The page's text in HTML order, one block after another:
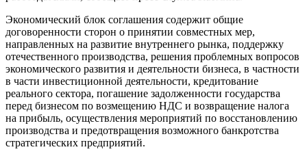
Экономический блок соглашения содержит общие
договоренности сторон о принятии совместных мер,
направленных на развитие внутреннего рынка, поддержку
отечественного производства, решения проблемных вопросов
экономического развития и деятельности бизнеса, в частности
в части инвестиционной деятельности, кредитование
реального сектора, погашение задолженности государства
перед бизнесом по возмещению НДС и возвращение налога
на прибыль, осуществления мероприятий по восстановлению
производства и предотвращения возможного банкротства
стратегических предприятий.